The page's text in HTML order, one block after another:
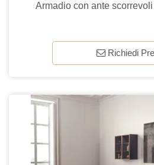
Armadio con ante
Richiedi